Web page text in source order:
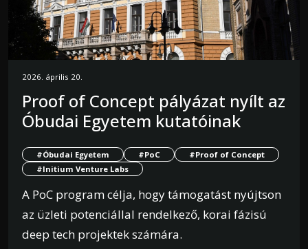
2026. április 20.
Proof of Concept pályázat nyílt az
Óbudai Egyetem kutatóinak
#Óbudai Egyetem #PoC
#Proof of Concept
#Initium Venture Labs
A PoC program célja, hogy támogatást nyújtson
az üzleti potenciállal rendelkező, korai fázisú
deep tech projektek számára.